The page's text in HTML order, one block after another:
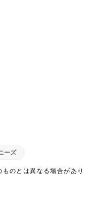
ーズ
のとは異なる場合があり